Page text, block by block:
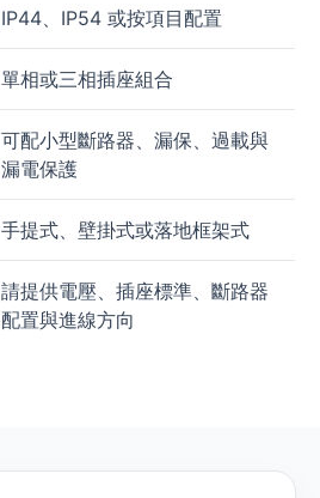
IP44、IP54 或按項目配置
單相或三相插座組合
可配小型斷路器、漏保、過載與
漏電保護
手提式、壁掛式或落地框架式
請提供電壓、插座標準、斷路器
配置與進線方向